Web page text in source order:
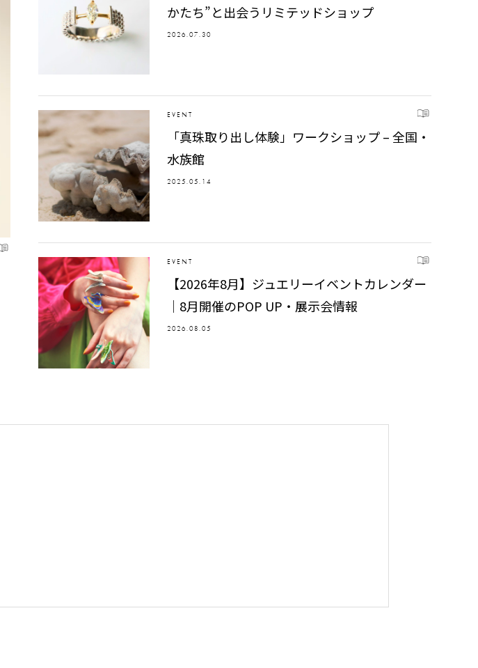
かたち”と出会うリミテッドショップ
2026.07.30
EVENT
「真珠取り出し体験」ワークショップ – 全国・
水族館
2025.05.14
EVENT
【2026年8月】ジュエリーイベントカレンダー
｜8月開催のPOP UP・展示会情報
2026.08.05